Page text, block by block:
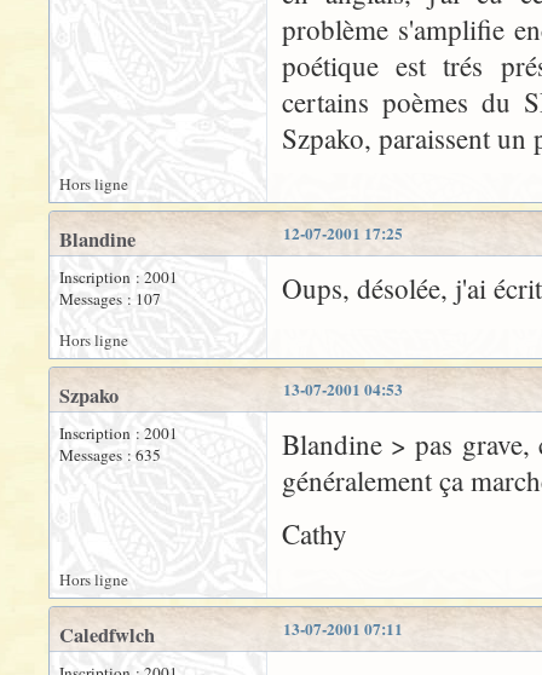
problème s'amplifie
poétique est trés
certains poèmes du
Szpako, paraissent
Hors ligne
12-07-2001 17:25
Blandine
Inscription : 2001
Messages : 107
Oups, désolée, j'ai
Hors ligne
13-07-2001 04:53
Szpako
Inscription : 2001
Messages : 635
Blandine > pas
généralement ça
Cathy
Hors ligne
13-07-2001 07:11
Caledfwlch